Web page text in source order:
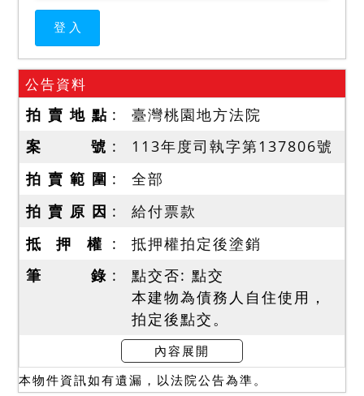
公告資料
拍 賣 地 點
臺灣桃園地方法院
案 號
113年度司執字第137806號
拍 賣 範 圍
全部
拍 賣 原 因
給付票款
抵 押 權
抵押權拍定後塗銷
筆 錄
點交否: 點交
本建物為債務人自住使用，
拍定後點交。
使用情形
據本院查封筆錄及債權人陳
內容展開
本物件資訊如有遺漏，以法院公告為準。